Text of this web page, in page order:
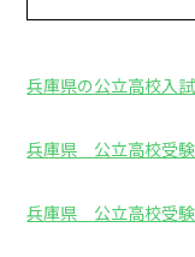
兵庫県の公立高校入
兵庫県 公立高校受
兵庫県 公立高校受